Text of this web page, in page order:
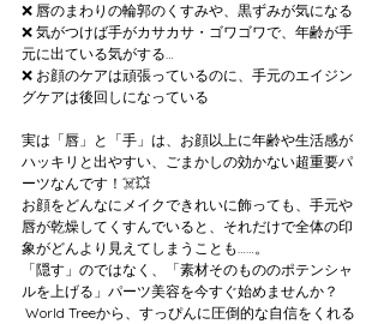
❌ 唇のまわりの輪郭のくすみや、黒ずみが気になる
❌ 気がつけば手がカサカサ・ゴワゴワで、年齢が手
元に出ている気がする…
❌ お顔のケアは頑張っているのに、手元のエイジン
グケアは後回しになっている
実は「唇」と「手」は、お顔以上に年齢や生活感が
ハッキリと出やすい、ごまかしの効かない超重要パ
ーツなんです！☠️💥
お顔をどんなにメイクできれいに飾っても、手元や
唇が乾燥してくすんでいると、それだけで全体の印
象がどんより見えてしまうことも……。
「隠す」のではなく、「素材そのもののポテンシャ
ルを上げる」パーツ美容を今すぐ始めませんか？
World Treeから、すっぴんに圧倒的な自信をくれる